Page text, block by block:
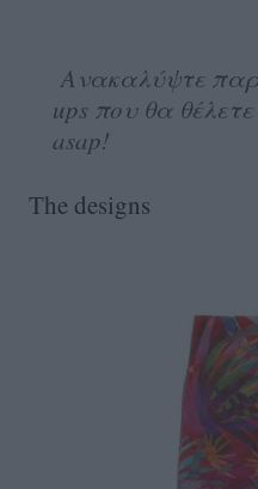
Ανακαλύψτε
ups που θα
asap!
The designs